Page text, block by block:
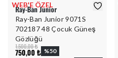
WEB'E ÖZEL
Ray-Ban Junior
Ray-Ban Junior 9071S
702187 48 Çocuk Güneş
Gözlüğü
1.500,00 ₺
750,00 ₺ %50